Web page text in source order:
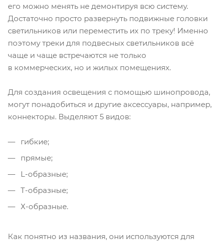
его можно менять не демонтируя всю систему.
Достаточно просто развернуть подвижные головки
светильников или переместить их по треку! Именно
поэтому треки для подвесных светильников всё
чаще и чаще встречаются не только
в коммерческих, но и жилых помещениях.
Для создания освещения с помощью шинопровода,
могут понадобиться и другие аксессуары, например,
коннекторы. Выделяют 5 видов:
гибкие;
прямые;
L-образные;
T-образные;
Х-образные.
Как понятно из названия, они используются для